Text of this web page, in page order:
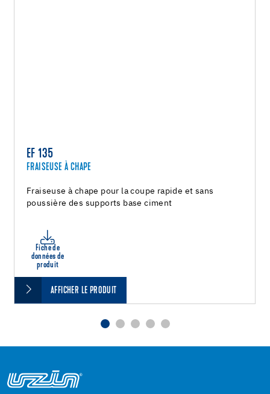
EF 135
FRAISEUSE À CHAPE
Fraiseuse à chape pour la coupe rapide et sans
poussière des supports base ciment
Fiche de
données de
produit
AFFICHER LE PRODUIT